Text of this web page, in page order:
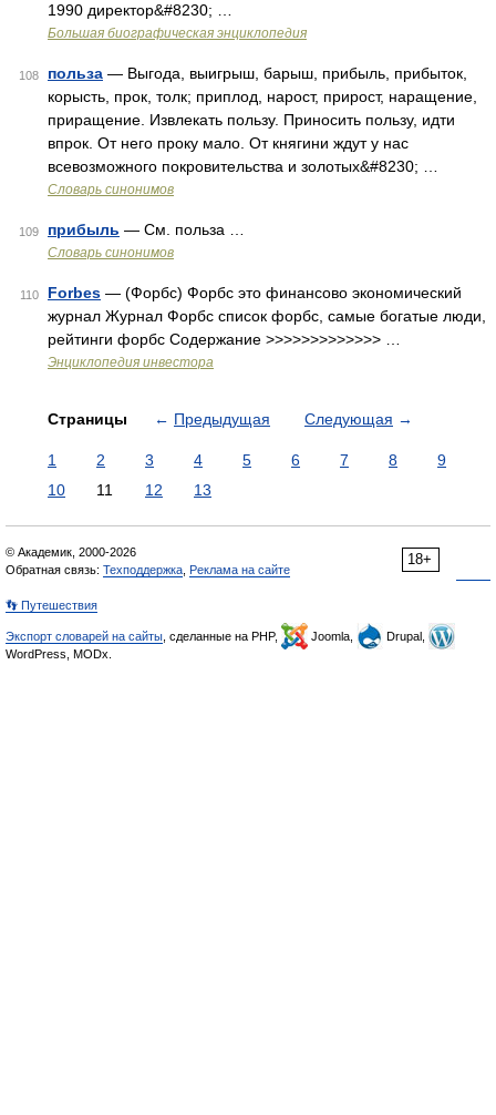
1990 директор&#8230; …
Большая биографическая энциклопедия
108 польза — Выгода, выигрыш, барыш, прибыль, прибыток,
корысть, прок, толк; приплод, нарост, прирост, наращение,
приращение. Извлекать пользу. Приносить пользу, идти
впрок. От него проку мало. От княгини ждут у нас
всевозможного покровительства и золотых&#8230; …
Словарь синонимов
109 прибыль — См. польза …
Словарь синонимов
110 Forbes — (Форбс) Форбс это финансово экономический
журнал Журнал Форбс список форбс, самые богатые люди,
рейтинги форбс Содержание >>>>>>>>>>>>> …
Энциклопедия инвестора
Страницы ← Предыдущая Следующая →
1 2 3 4 5 6 7 8
9
10
11 12 13
18+
© Академик, 2000-2026
Обратная связь: Техподдержка Реклама на сайте
👣 Путешествия
Экспорт словарей на сайты , сделанные на PHP, Joomla,
Drupal,
WordPress, MODx.